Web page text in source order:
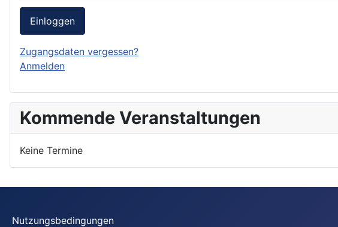
Einloggen
Zugangsdaten vergessen?
Anmelden
Kommende Veranstaltungen
Keine Termine
Nutzungsbedingungen